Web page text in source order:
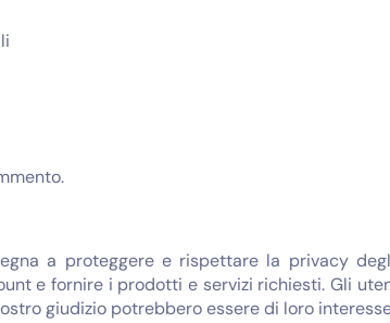
a proteggere e rispettare la privacy
e fornire i prodotti e servizi richiesti. Gli
giudizio potrebbero essere di loro